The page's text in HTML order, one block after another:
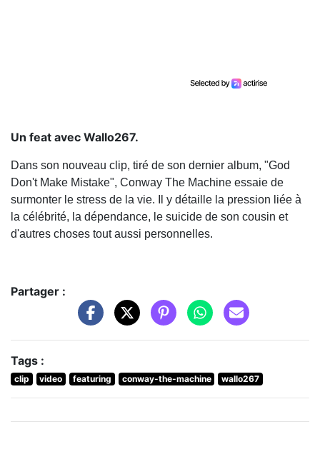
Un feat avec Wallo267.
Dans son nouveau clip, tiré de son dernier album, "God
Don't Make Mistake", Conway The Machine essaie de
surmonter le stress de la vie. Il y détaille la pression liée à
la célébrité, la dépendance, le suicide de son cousin et
d'autres choses tout aussi personnelles.
Partager :
Tags :
clip video featuring conway-the-machine wallo267